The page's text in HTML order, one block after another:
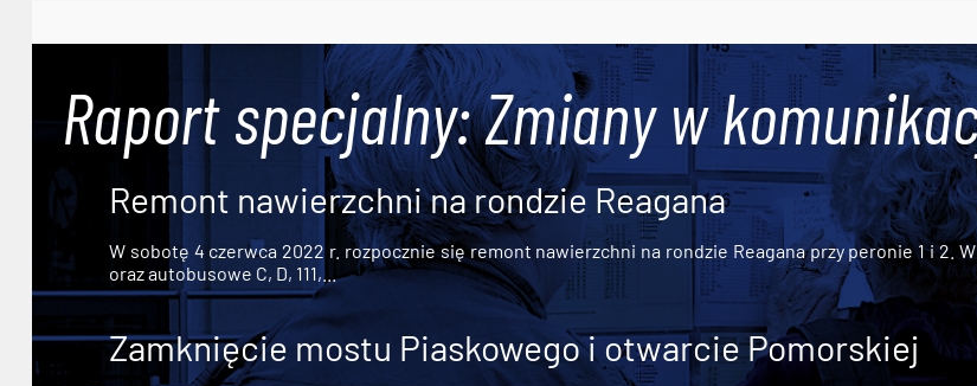
Raport specjalny: Zmiany w
Remont nawierzchni na rondzie Reagana
W sobotę 4 czerwca 2022 r. rozpocznie się remont nawierzchni na rondzie Reagana przy peronie 1 i 2.
oraz autobusowe C, D, 111,...
Zamknięcie mostu Piaskowego i otwarcie Pomorskiej